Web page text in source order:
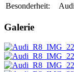
Besonderheit:
Galerie